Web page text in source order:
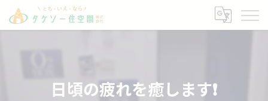
日頃の疲れを癒します❗